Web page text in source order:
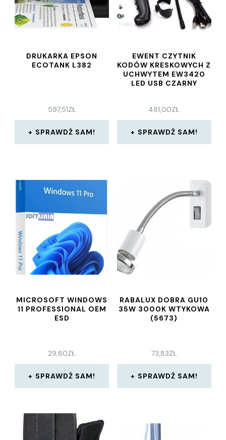
DRUKARKA EPSON
ECOTANK L382
597,51ZŁ
SPRAWDŹ SAM!
EWENT CZYTNIK
KODÓW KRESKOWYCH Z
UCHWYTEM EW3420
LED USB CZARNY
481,00ZŁ
SPRAWDŹ SAM!
MICROSOFT WINDOWS
11 PROFESSIONAL OEM
ESD
29,80ZŁ
SPRAWDŹ SAM!
RABALUX DOBRA GU10
35W 3000K WTYKOWA
(5673)
73,83ZŁ
SPRAWDŹ SAM!